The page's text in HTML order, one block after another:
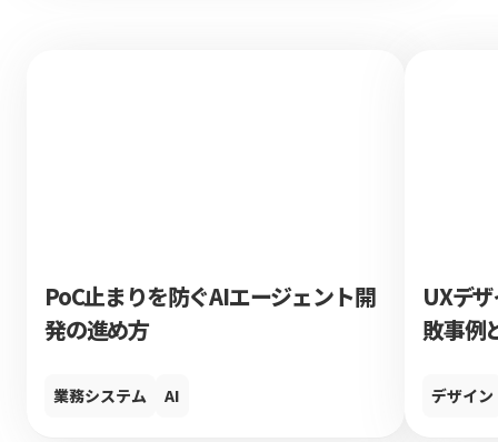
PoC止まりを防ぐAIエージェント開
発の進め方
業務システム AI
UXデ
敗事例
デザイン